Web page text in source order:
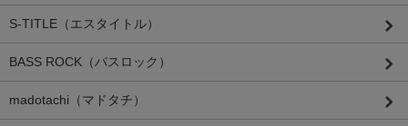
S-TITLE（エスタイトル）
BASS ROCK（バスロック）
madotachi（マドタチ）